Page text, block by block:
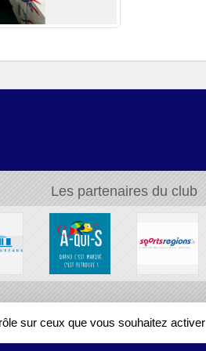
Les partenaires du club
sur ceux que vous souhaitez activer